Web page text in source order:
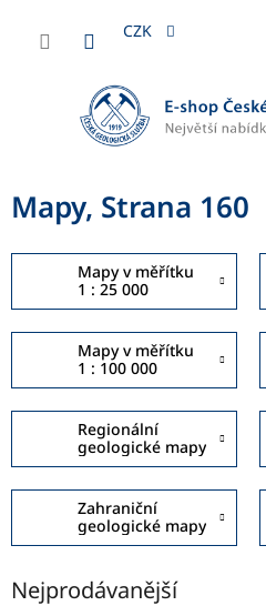
obsah
CZK
Mapy, Strana 160
Mapy v měřítku
1 : 25 000
Mapy v měřítku
1 : 100 000
Regionální
geologické mapy
Zahraniční
geologické mapy
Nejprodávanější